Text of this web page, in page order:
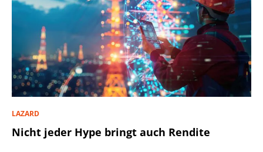
LAZARD
Nicht jeder Hype bringt auch Rendite